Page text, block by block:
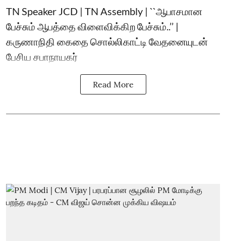
TN Speaker JCD | TN Assembly | ``ஆபாசமான
பேச்சும் ஆபத்தை விளைவிக்கிற பேச்சும்..’’ |
கருணாநிதி கைதை சொல்லிகாட்டி வேதனையுடன்
பேசிய சபாநாயகர்
Read More